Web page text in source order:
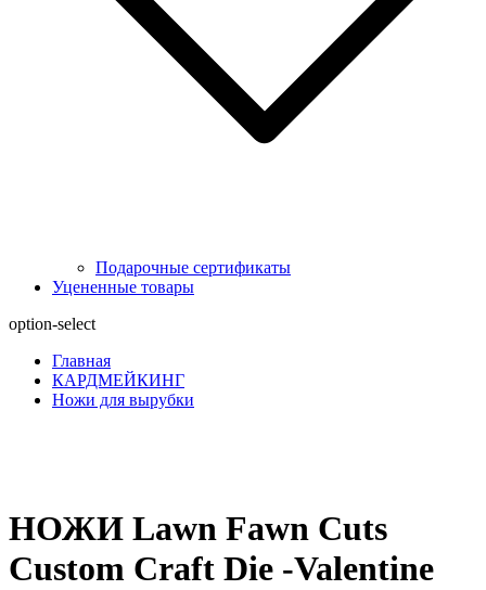
Подарочные сертификаты
Уцененные товары
option-select
Главная
КАРДМЕЙКИНГ
Ножи для вырубки
НОЖИ Lawn Fawn Cuts
Custom Craft Die -Valentine